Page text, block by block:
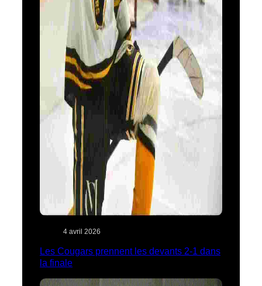
4 avril 2026
Les Cougars prennent les devants 2-1 dans
la finale